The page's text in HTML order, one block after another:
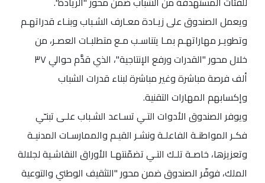
ويعمل الصندوق على زيـادة معـارف الشـباب وبنـاء قدراتهـم
وتطويـر مهاراتهـم بمـا يتناسـب مـع متطلبـات العصـر، من
خلال محور "القدرات ورفع الإنتاجية"، الذي قدَّم حوالي ٣٧
ألف فرصة مباشرة وغير مباشرة لبناء قدرات الشباب
وإكسابهم المهارات التقنية.
ويوفر الصندوق الأدوات التـي تسـاعد الشـباب علـى تبنـّي
فكـر المواطنـة الفاعلـة ونشـر القيـم والممارسـات المدنيـة
وتعزيزها، خاصـة تلـك التـي تضمّنتهـا الأوراق النقاشـية لجلالة
الملك، فوفّر الصندوق ضمن محور "التثقيف الوطني والتوعية